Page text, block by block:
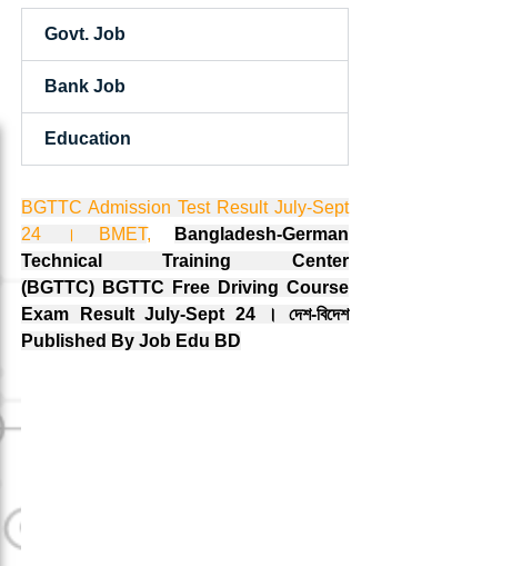
Govt. Job
Bank Job
Education
BGTTC Admission Test Result July-Sept
24 । BMET,
Bangladesh-German
Technical Training Center
(BGTTC) BGTTC Free Driving Course
Exam Result July-Sept 24 । দেশ-বিদেশ
Published By Job Edu BD